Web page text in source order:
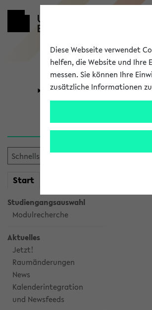
Universität
Start
Studiengangsauswahl
Modulrecherche
Aktuelles
Jetzt!
Raumänderungen
News
Kalenderintegration
und Newsfeeds
Sie
Diese Webseite verwendet
helfen, die Website und Ihre
messen. Sie können Ihre
zusätzliche Informationen